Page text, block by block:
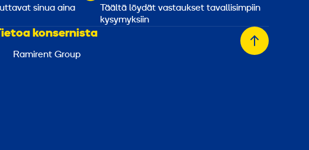
sinua aina
Täältä löydät vastaukset tavallisimpiin
kysymyksiin
konsernista
Ramirent Group
Takaisin